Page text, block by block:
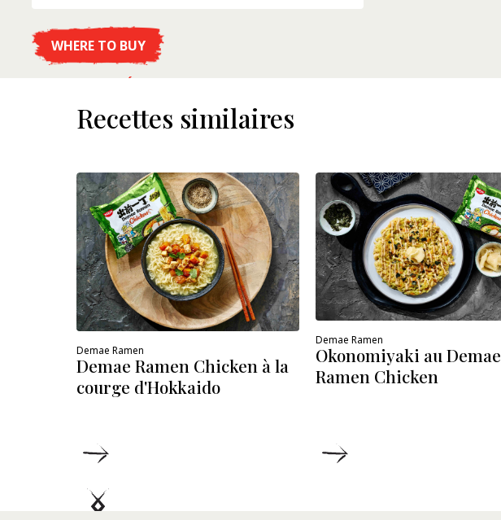
WHERE TO BUY
DÉTAILS
Recettes similaires
Demae Ramen
Demae Ramen Chicken à la
courge d'Hokkaido
Demae Ramen
Okonomiyaki au Demae
Ramen Chicken